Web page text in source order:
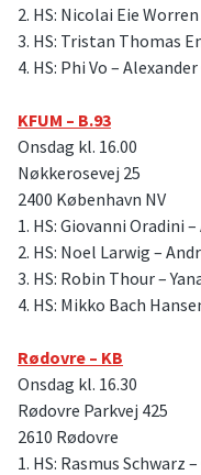
2. HS: Nicolai Eie
3. HS: Tristan Thomas
4. HS: Phi Vo –
KFUM – B.93
Onsdag kl. 16.00
Nøkkerosevej 25
2400 København NV
1. HS: Giovanni Oradini
2. HS: Noel Larwig –
3. HS: Robin Thour –
4. HS: Mikko Bach
Rødovre – KB
Onsdag kl. 16.30
Rødovre Parkvej 425
2610 Rødovre
1. HS: Rasmus Schwarz